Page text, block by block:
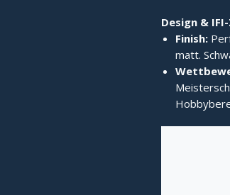
Design &
Finish:
matt.